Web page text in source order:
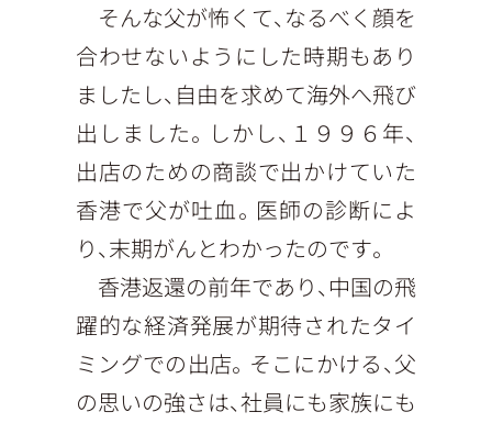
そんな父が怖くて、なるべく顔を
合わせないようにした時期もあり
ましたし、自由を求めて海外へ飛び
出しました。しかし、１９９６年、
出店のための商談で出かけていた
香港で父が吐血。医師の診断によ
り、末期がんとわかったのです。
香港返還の前年であり、中国の飛
躍的な経済発展が期待されたタイ
ミングでの出店。そこにかける、父
の思いの強さは、社員にも家族にも